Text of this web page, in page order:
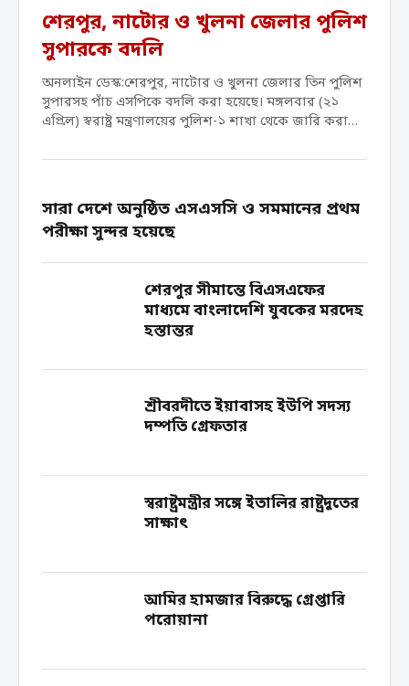
শেরপুর, নাটোর ও খুলনা জেলার পুলিশ
সুপারকে বদলি
অনলাইন ডেস্ক:শেরপুর, নাটোর ও খুলনা জেলার তিন পুলিশ
সুপারসহ পাঁচ এসপিকে বদলি করা হয়েছে। মঙ্গলবার (২১
এপ্রিল) স্বরাষ্ট্র মন্ত্রণালয়ের পুলিশ-১ শাখা থেকে জারি করা
উপসচিব তৌসিফ...
সারা দেশে অনুষ্ঠিত এসএসসি ও সমমানের প্রথম
পরীক্ষা সুন্দর হয়েছে
শেরপুর সীমান্তে বিএসএফের
মাধ্যমে বাংলাদেশি যুবকের মরদেহ
হস্তান্তর
শ্রীবরদীতে ইয়াবাসহ ইউপি সদস্য
দম্পতি গ্রেফতার
স্বরাষ্ট্রমন্ত্রীর সঙ্গে ইতালির রাষ্ট্রদূতের
সাক্ষাৎ
আমির হামজার বিরুদ্ধে গ্রেপ্তারি
পরোয়ানা